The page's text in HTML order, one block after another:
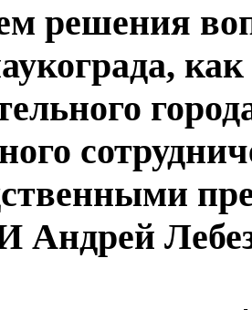
решения